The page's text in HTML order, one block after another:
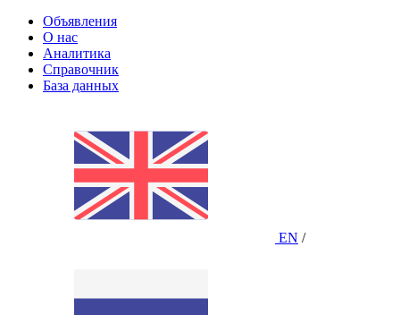
Объявления
О нас
Аналитика
Справочник
База данных
EN /